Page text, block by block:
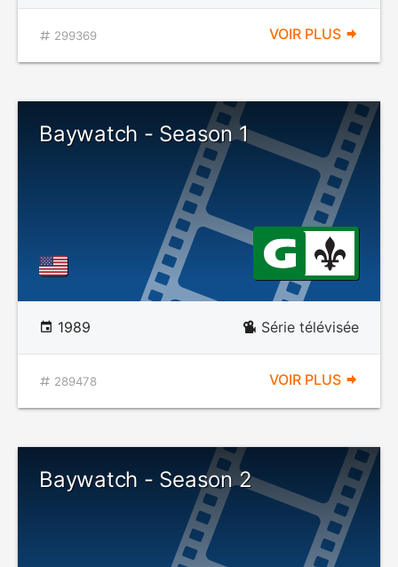
299369 VOIR PLUS
Baywatch - Season 1
1989 Série télévisée
289478 VOIR PLUS
Baywatch - Season 2